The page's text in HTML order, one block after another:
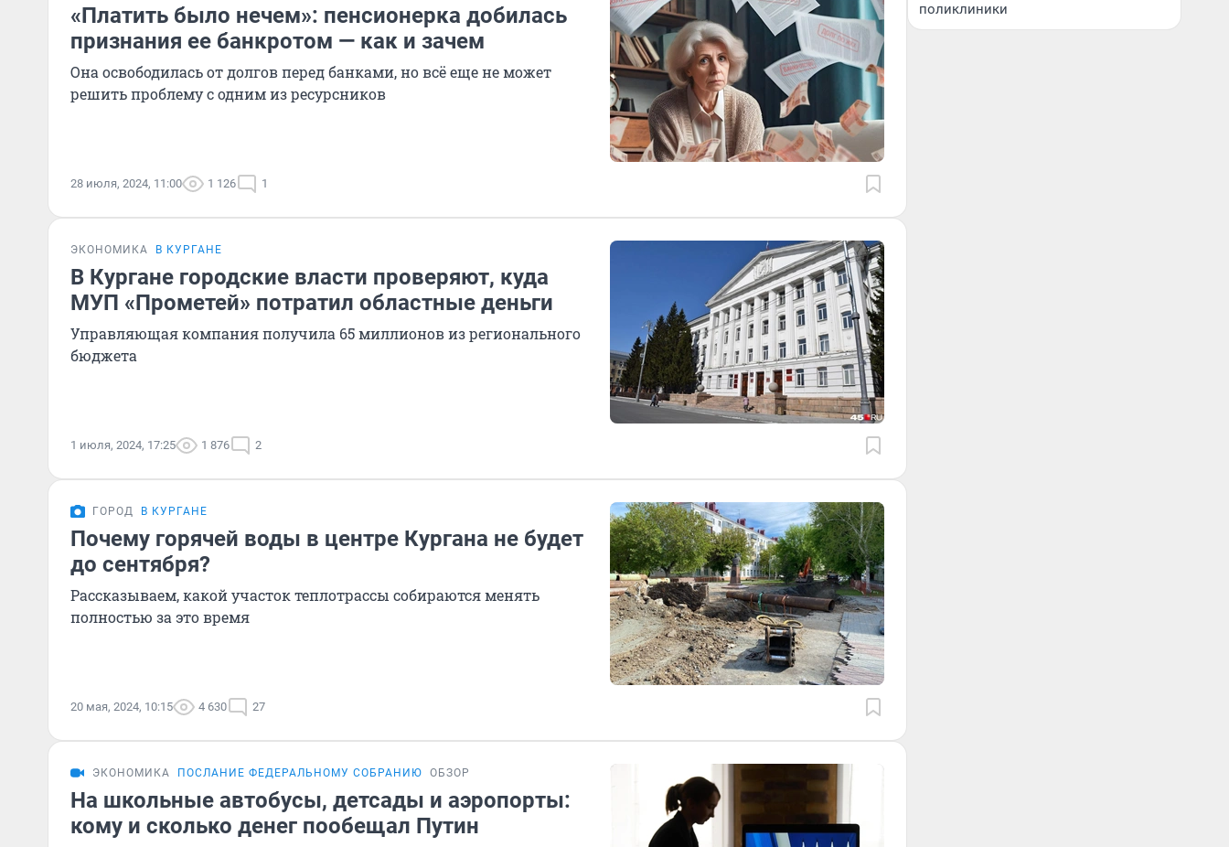
«Платить было нечем»: пенсионерка добилась
признания ее банкротом — как и зачем
Она освободилась от долгов перед банками, но всё еще не может
решить проблему с одним из ресурсников
28 июля, 2024, 11:00 1 126 1
ЭКОНОМИКА В КУРГАНЕ
В Кургане городские власти проверяют, куда
МУП «Прометей» потратил областные деньги
Управляющая компания получила 65 миллионов из регионального
бюджета
1 июля, 2024, 17:25 1 876 2
ГОРОД В КУРГАНЕ
Почему горячей воды в центре Кургана не будет
до сентября?
Рассказываем, какой участок теплотрассы собираются менять
полностью за это время
20 мая, 2024, 10:15 4 630 27
ЭКОНОМИКА ПОСЛАНИЕ ФЕДЕРАЛЬНОМУ СОБРАНИЮ ОБЗОР
На школьные автобусы, детсады и аэропорты:
кому и сколько денег пообещал Путин
поликлиники